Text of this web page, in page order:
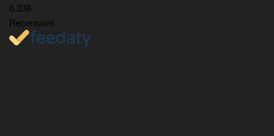
6.338
Recensioni